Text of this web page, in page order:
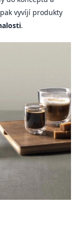
vyvíjí produkty
.